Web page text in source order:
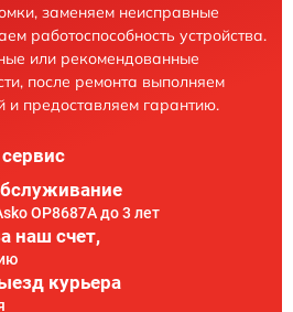
заменяем неисправные
работоспособность устройства.
или рекомендованные
после ремонта выполняем
и предоставляем гарантию.
OP8687A до 3 лет
наш счет,
курьера